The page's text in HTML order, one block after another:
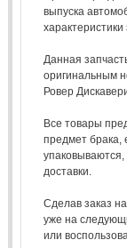
выпуска
характеристики
Данная
оригинальным
Ровер
Все товары
предмет брака,
доставки.
Сделав заказ
уже на
или